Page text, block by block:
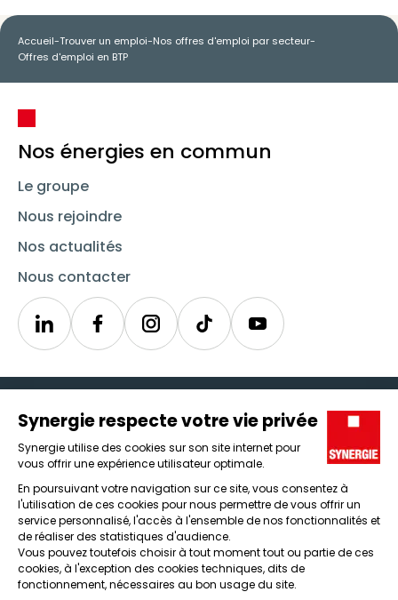
Accueil-Trouver un emploi-Nos offres d'emploi par secteur-
Offres d'emploi en BTP
Nos énergies en commun
Le groupe
Nous rejoindre
Nos actualités
Nous contacter
LinkedinSynergieInstagramTikTok Youtube
Icône d'illustration
Candidats
Entreprises
Icône d'illustration
Nos agences
Icône d'illustration
Conditions générales d'utilisation et mentions légales
Protection des données
Lanceur d'alertes